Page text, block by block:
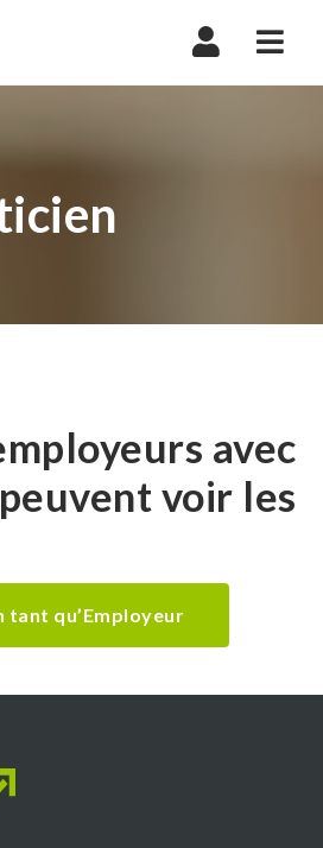
avec
voir les
tant qu’Employeur